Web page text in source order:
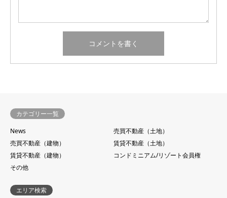
カテゴリー一覧
News
売買不動産（土地）
売買不動産（建物）
賃貸不動産（土地）
賃貸不動産（建物）
コンドミニアム/リゾート会員権
その他
エリア検索